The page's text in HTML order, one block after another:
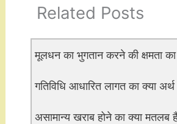
Related Posts
मूलधन का भुगतान करने की क्षमता
गतिविधि आधारित लागत का क्या
असामान्य खराब होने का क्या मतलब